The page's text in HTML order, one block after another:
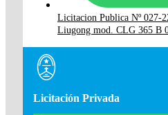
Licitacion Publica Nº 027-
Liugong mod. CLG 365 B
Licitación Privada